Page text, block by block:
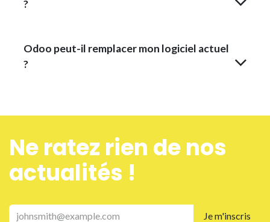
?
Odoo peut-il remplacer mon logiciel actuel
?
Ne ra​tez rien de nos
actualités !
Je m'inscris